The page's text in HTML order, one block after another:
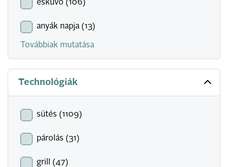
esküvő (106)
anyák napja (13)
Továbbiak mutatása
Technológiák
sütés (1109)
párolás (31)
grill (47)